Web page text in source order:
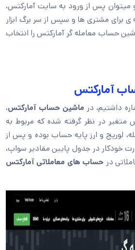
میتوان پس از ورود به سایت آمارکتس،
ی برای مشتری ها و سپس از سر برگ ابزار
حساب معامله گر آمارکتس را انتخاب
آمارکتس
داشتیم، در ماشین حساب آمارکتس،
تصویر زیر 4 بخش متغیر در نظر گرفته شده که مربوط به
لوریج و ارز پایه حساب بوده و پس از
خودکار در جدول پایین مقادیر سواپ،
در حساب های معاملاتی آمارکتس